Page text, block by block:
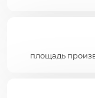
площадь